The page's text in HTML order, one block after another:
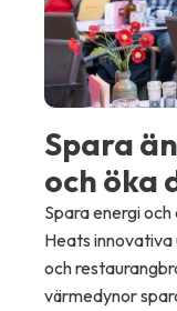
Spara
och öka
Spara energi
Heats
och
värmedynor